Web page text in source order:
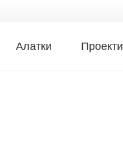
Алатки Проекти